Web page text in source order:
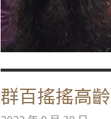
序
大
人
藝
群百搖搖高